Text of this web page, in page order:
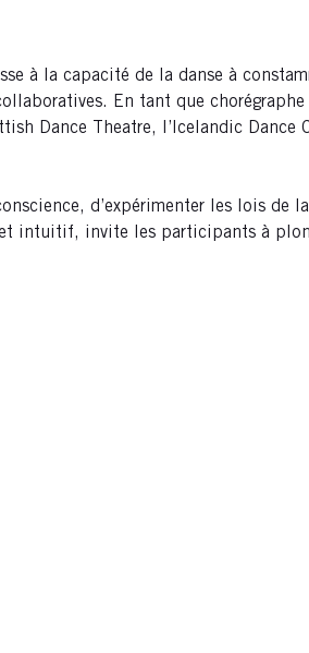
à la capacité de la danse à
En tant que
Dance Theatre, l’Icelandic
d’expérimenter les lois
intuitif, invite les participants à